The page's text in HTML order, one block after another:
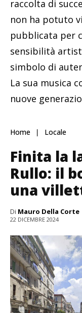
raccolta di
non ha potuto
pubblicata per
sensibilità
simbolo di
La sua musica
nuove
Home Locale
Finita la
Rullo: il
una
Di Mauro Della Corte
22 DICEMBRE 2024